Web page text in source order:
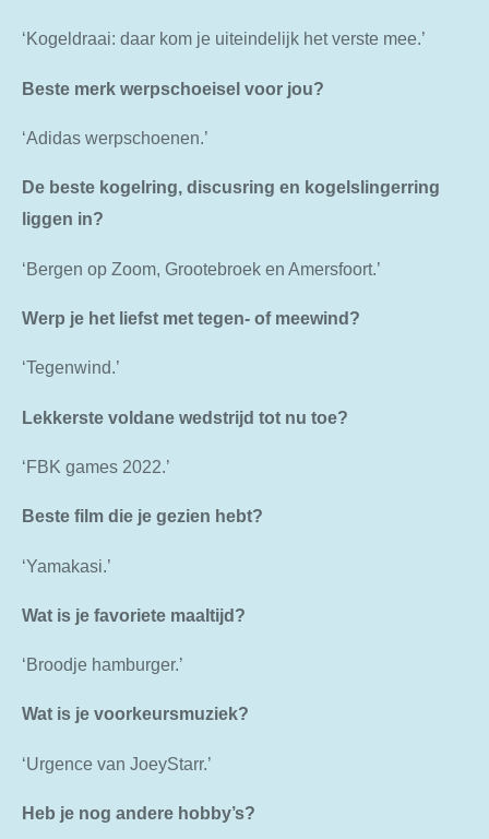
‘Kogeldraai: daar kom je uiteindelijk het verste mee.’
Beste merk werpschoeisel voor jou?
‘Adidas werpschoenen.’
De beste kogelring, discusring en kogelslingerring
liggen in?
‘Bergen op Zoom, Grootebroek en Amersfoort.’
Werp je het liefst met tegen- of meewind?
‘Tegenwind.’
Lekkerste voldane wedstrijd tot nu toe?
‘FBK games 2022.’
Beste film die je gezien hebt?
‘Yamakasi.’
Wat is je favoriete maaltijd?
‘Broodje hamburger.’
Wat is je voorkeursmuziek?
‘Urgence van JoeyStarr.’
Heb je nog andere hobby’s?